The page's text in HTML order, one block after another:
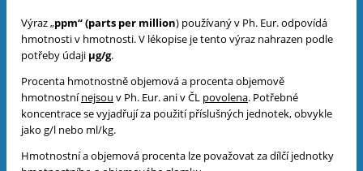
Výraz „ppm“ (parts per million) používaný v Ph. Eur. odpovídá
hmotnosti v hmotnosti.V lékopise je tento výraz nahrazen podle
potřeby údaji µg/g.
Procenta hmotnostně objemová a procenta objemově
hmotnostnínejsou v Ph. Eur. ani v ČL povolena. Potřebné
koncentrace se vyjadřují za použití příslušných jednotek, obvykle
jako g/l nebo ml/kg.
Hmotnostní a objemová procenta lze považovat za dílčí jednotky